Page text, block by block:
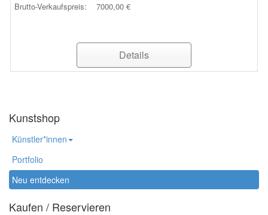
Brutto-Verkaufspreis: 7000,00 €
Details
Kunstshop
Künstler*innen
Portfolio
Neu entdecken
Kaufen / Reservieren